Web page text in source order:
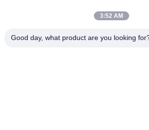
3:52 AM
Good day, what product are you looking